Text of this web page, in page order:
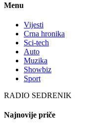
Menu
Vijesti
Crna hronika
Sci-tech
Auto
Muzika
Showbiz
Sport
RADIO SEDRENIK
Najnovije priče